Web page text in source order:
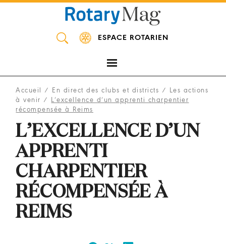
ESPACE ROTARIEN
Accueil / En direct des clubs et districts / Les actions
à venir / L’excellence d’un apprenti charpentier
récompensée à Reims
L’EXCELLENCE D’UN
APPRENTI
CHARPENTIER
RÉCOMPENSÉE À
REIMS
Panneau de gestion des cookies